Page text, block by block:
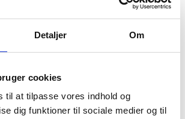
Detaljer Om
cookies
til at tilpasse vores indhold og
dig funktioner til sociale medier og til
Trespass, som både er praktisk og i